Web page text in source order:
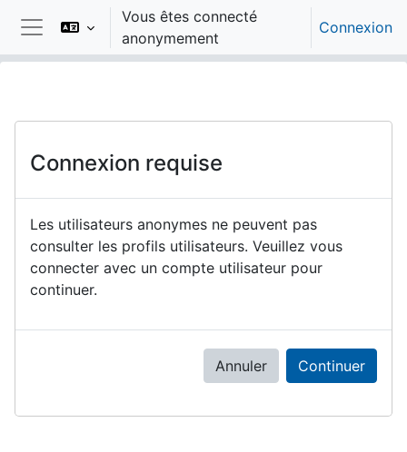
Passer au contenu principal
Panneau latéral
Vous êtes connecté
anonymement
Connexion
Connexion requise
Les utilisateurs anonymes ne peuvent pas
consulter les profils utilisateurs. Veuillez vous
connecter avec un compte utilisateur pour
continuer.
Annuler Continuer